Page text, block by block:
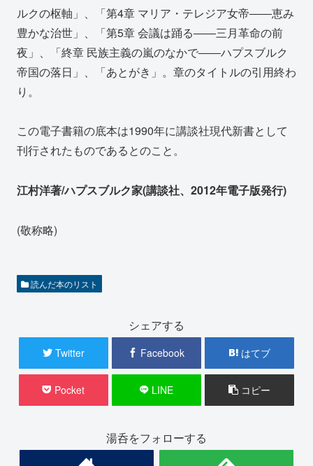
ルクの枢軸」、「第4章 マリア・テレジア女帝――恵み
豊かな治世」、「第5章 会議は踊る――三月革命の前
夜」、「終章 民族主義の嵐のなかで――ハプスブルク
帝国の落日」、「あとがき」。章のタイトルの引用終わ
り。
この電子書籍の底本は1990年に講談社現代新書として
刊行されたものであるとのこと。
江村洋著/ハプスブルク家(講談社、2012年電子版発行)
(敬称略)
読んだ本のリスト
シェアする
Twitter Facebook はてブ
Pocket LINE コピー
湯呑をフォローする